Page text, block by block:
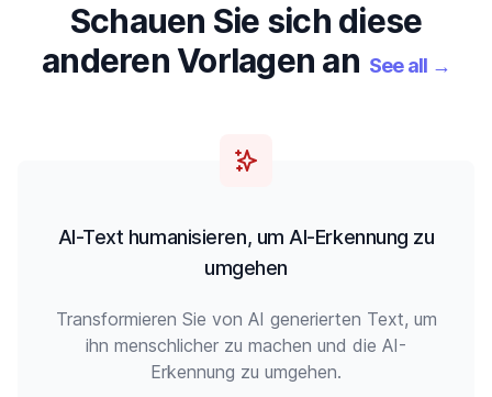
Schauen Sie sich diese
anderen Vorlagen an See all →
AI-Text humanisieren, um AI-Erkennung zu
umgehen
Transformieren Sie von AI generierten Text, um
ihn menschlicher zu machen und die AI-
Erkennung zu umgehen.